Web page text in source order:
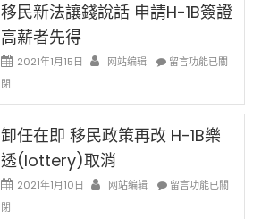
證
資
比
設
後
開
移民新法讓錢說話 申請H-1B簽證
高薪者先得
2021年1月15日 网站编辑
在
新
讓
說
話
留言功能已關
閉
卸任在即 移民政策再改 H-1B樂
透(lottery)取消
2021年1月10日 网站编辑
在
留言功能已關
閉